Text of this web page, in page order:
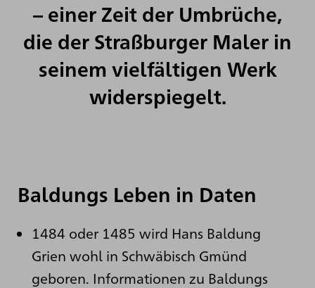
– einer Zeit der Umbrüche,
die der Straßburger Maler in
seinem vielfältigen Werk
widerspiegelt.
Baldungs Leben in Daten
1484 oder 1485 wird Hans Baldung
Grien wohl in Schwäbisch Gmünd
geboren. Informationen zu Baldungs